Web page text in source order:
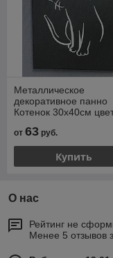
Металлическое
декоративное панно
Котенок 30х40см
от 63 руб.
Купить
О нас
Рейтинг не
Менее 5 отзывов